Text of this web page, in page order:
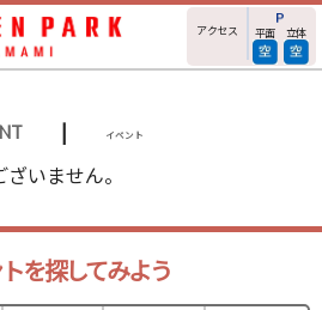
アクセス 平面 立体
| イベント
いません。
を探してみよう